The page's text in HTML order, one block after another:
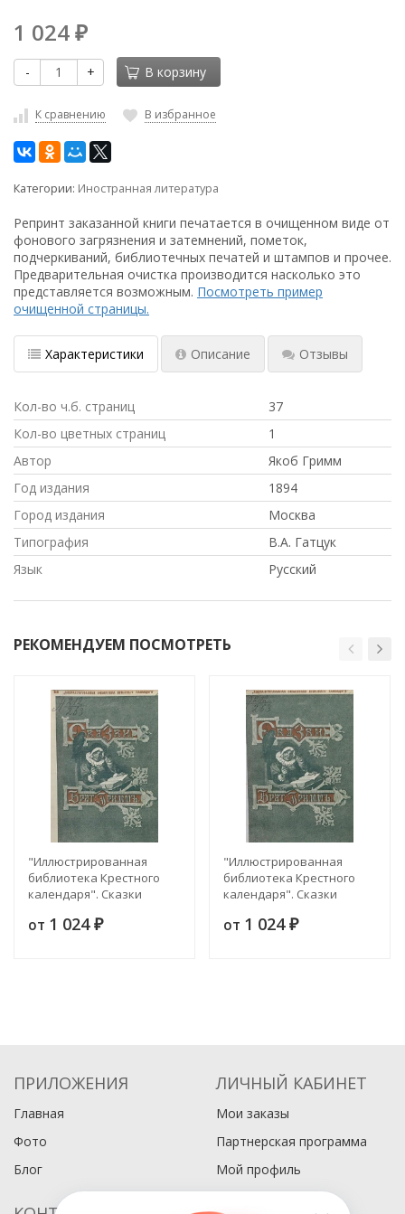
1 024 ₽
- + В корзину
К сравнению В избранное
Категории: Иностранная литература
Репринт заказанной книги печатается в очищенном виде от
фонового загрязнения и затемнений, пометок,
подчеркиваний, библиотечных печатей и штампов и прочее.
Предварительная очистка производится насколько это
представляется возможным. Посмотреть пример
очищенной страницы.
Характеристики Описание Отзывы
Кол-во ч.б. страниц
37
Кол-во цветных страниц
1
Автор
Якоб Гримм
Год издания
1894
Город издания
Москва
Типография
В.А. Гатцук
Язык
Русский
РЕКОМЕНДУЕМ ПОСМОТРЕТЬ
"Иллюстрированная
библиотека Крестного
календаря". Сказки
братьев Гримм. Выпуск 8
от 1 024 ₽
"Иллюстрированная
библиотека Крестного
календаря". Сказки
братьев Гримм. Выпуск 7
от 1 024 ₽
ПРИЛОЖЕНИЯ
Главная
Фото
Блог
ЛИЧНЫЙ КАБИНЕТ
Мои заказы
Партнерская программа
Мой профиль